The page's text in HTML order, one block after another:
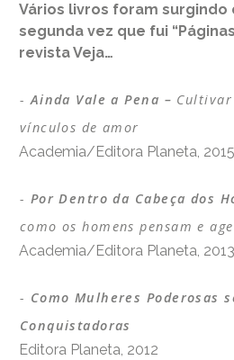
Vários livros foram surgindo
segunda vez que fui
revista Veja…
Ainda Vale a Pena –
vínculos de amor
Academia/Editora Planeta, 2015
Por Dentro da Cabeça dos
como os homens pensam e
Academia/Editora Planeta, 2013
Como Mulheres Poderosas
Conquistadoras
Editora Planeta, 2012